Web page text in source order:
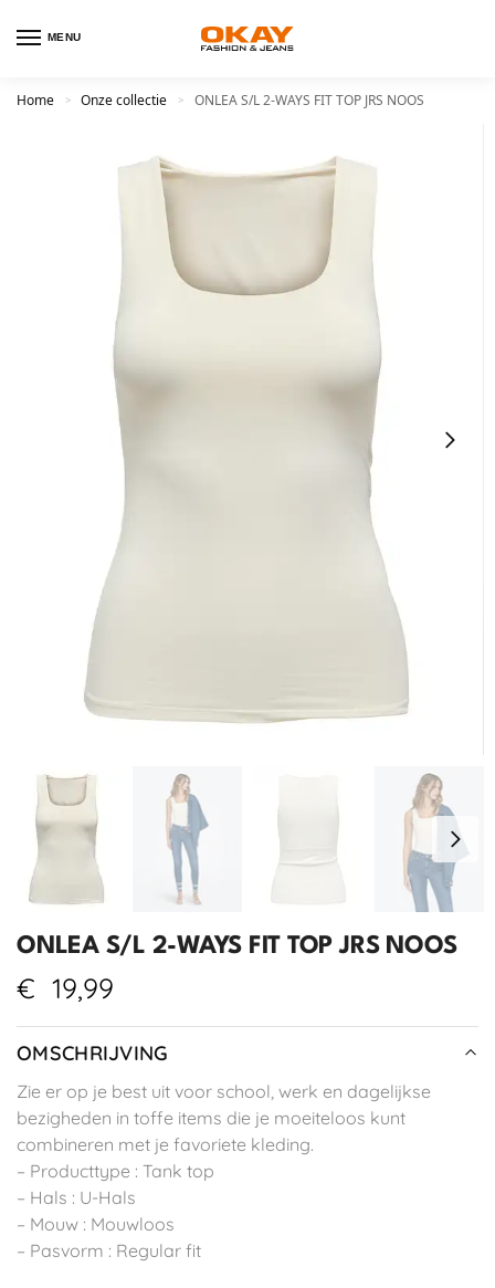
MENU
Home > Onze collectie > ONLEA S/L 2-WAYS FIT TOP JRS NOOS
ONLEA S/L 2-WAYS FIT TOP JRS NOOS
€ 19,99
OMSCHRIJVING
Zie er op je best uit voor school, werk en dagelijkse
bezigheden in toffe items die je moeiteloos kunt
combineren met je favoriete kleding.
– Producttype : Tank top
– Hals : U-Hals
– Mouw : Mouwloos
– Pasvorm : Regular fit